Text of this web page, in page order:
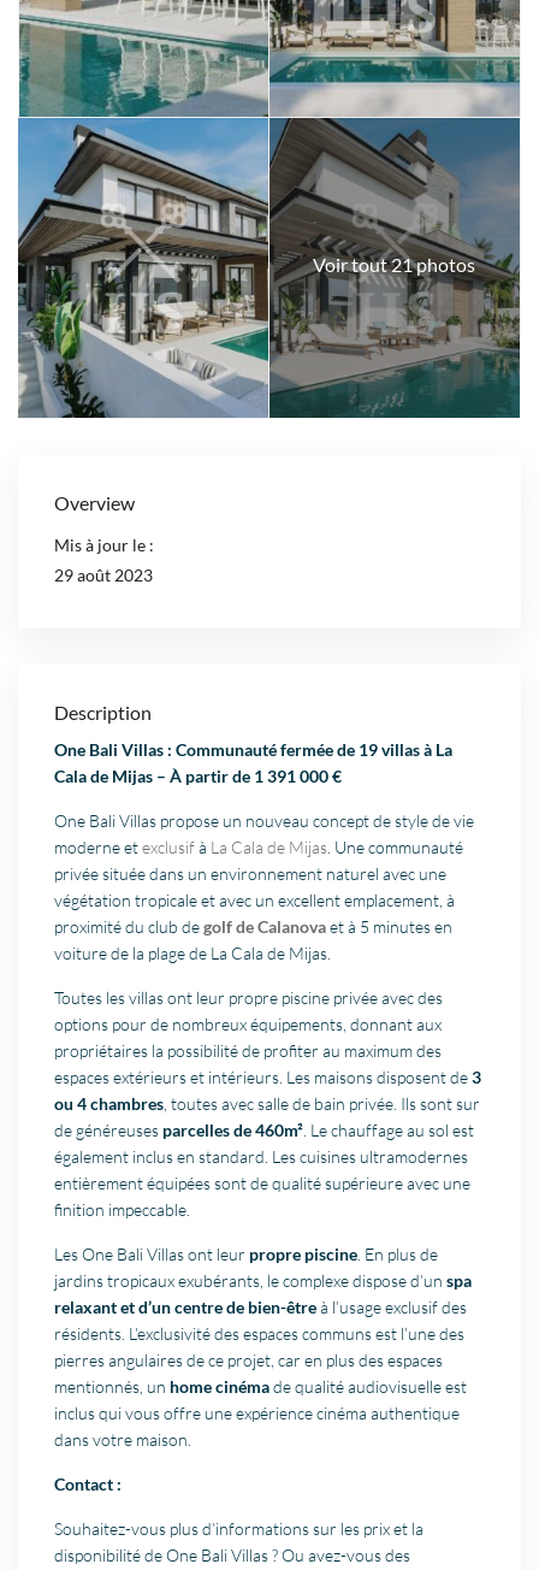
Voir tout 21 photos
Overview
Mis à jour le :
29 août 2023
Description
One Bali Villas : Communauté fermée de 19 villas à La
Cala de Mijas – À partir de 1 391 000 €
One Bali Villas propose un nouveau concept de style de vie
moderne etexclusifà La Cala de Mijas . Une communauté
privée située dans un environnement naturel avec une
végétation tropicale et avec un excellent emplacement, à
proximité du club degolf de Calanovaet à 5 minutes en
voiture de la plage de La Cala de Mijas.
Toutes les villas ont leur propre piscine privée avec des
options pour de nombreux équipements, donnant aux
propriétaires la possibilité de profiter au maximum des
espaces extérieurs et intérieurs. Les maisons disposent de3
ou 4 chambres , toutes avec salle de bain privée. Ils sont sur
de généreuses parcelles de 460m² . Le chauffage au sol est
également inclus en standard. Les cuisines ultramodernes
entièrement équipées sont de qualité supérieure avec une
finition impeccable.
Les One Bali Villas ont leur propre piscine . En plus de
jardins tropicaux exubérants, le complexe dispose d’unspa
relaxant et d’un centre de bien-êtreà l’usage exclusif des
résidents. L’exclusivité des espaces communs est l’une des
pierres angulaires de ce projet, car en plus des espaces
mentionnés, un home cinémade qualité audiovisuelle est
inclus qui vous offre une expérience cinéma authentique
dans votre maison.
Contact :
Souhaitez-vous plus d’informations sur les prix et la
disponibilité de One Bali Villas ? Ou avez-vous des